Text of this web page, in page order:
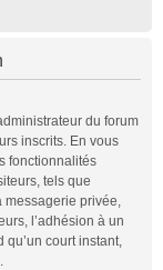
du forum
inscrits. En vous
fonctionnalités
tels que
messagerie privée,
l’adhésion à un
qu’un court instant,